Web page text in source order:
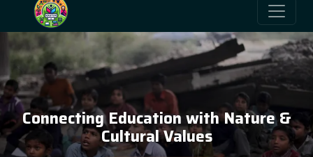
Connecting Education with Nature &
Cultural Values